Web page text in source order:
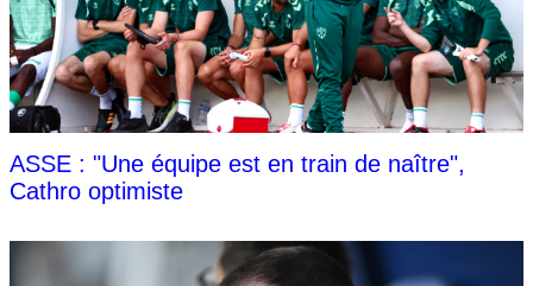
ASSE : "Une équipe est en train de naître",
Cathro optimiste